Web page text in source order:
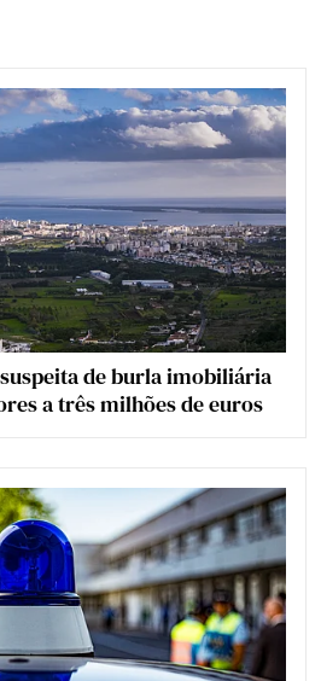
de burla imobiliária
a três milhões de euros